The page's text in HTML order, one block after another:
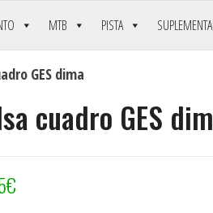
MTB PISTA
GES dima
cuadro GES
€